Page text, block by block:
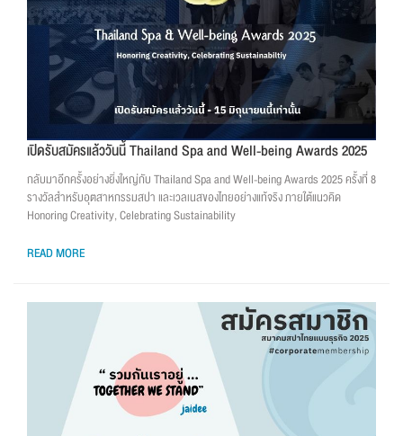
เปิดรับสมัครแล้ววันนี้ Thailand Spa and Well-being Awards 2025
กลับมาอีกครั้งอย่างยิ่งใหญ่กับ Thailand Spa and Well-being Awards 2025 ครั้งที่ 8
รางวัลสำหรับอุตสาหกรรมสปา และเวลเนสของไทยอย่างแท้จริง ภายใต้แนวคิด
Honoring Creativity, Celebrating Sustainability
READ MORE